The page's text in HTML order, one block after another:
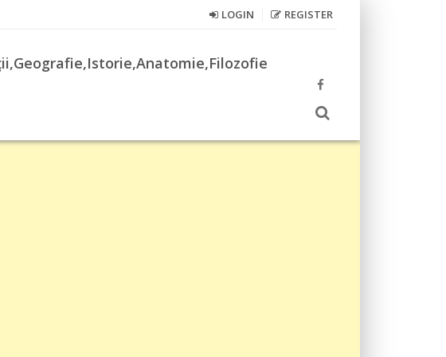
LOGIN REGISTER